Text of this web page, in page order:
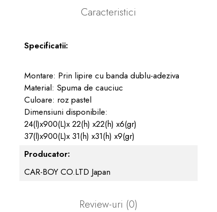
Caracteristici
Specificatii:
Montare: Prin lipire cu banda dublu-adeziva
Material: Spuma de cauciuc
Culoare: roz pastel
Dimensiuni disponibile:
24(l)x900(L)x 22(h) x22(h) x6(gr)
37(l)x900(L)x 31(h) x31(h) x9(gr)
Producator:
CAR-BOY CO.LTD Japan
Review-uri (0)